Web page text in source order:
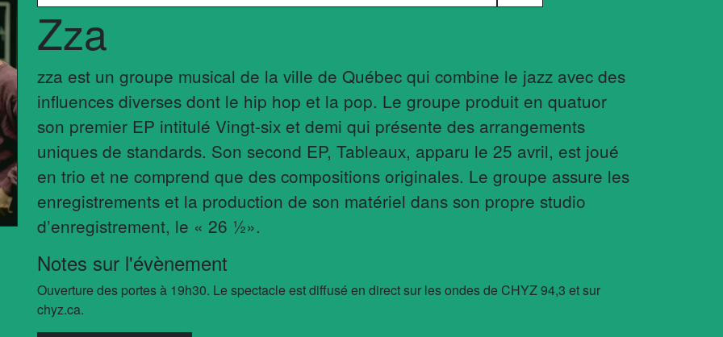
Zza
zza est un groupe musical de la ville de Québec qui combine le jazz avec des
influences diverses dont le hip hop et la pop. Le groupe produit en quatuor
son premier EP intitulé Vingt-six et demi qui présente des arrangements
uniques de standards. Son second EP, Tableaux, apparu le 25 avril, est joué
en trio et ne comprend que des compositions originales. Le groupe assure les
enregistrements et la production de son matériel dans son propre studio
d’enregistrement, le « 26 ½».
Notes sur l'évènement
Ouverture des portes à 19h30. Le spectacle est diffusé en direct sur les ondes de CHYZ 94,3 et sur
chyz.ca.